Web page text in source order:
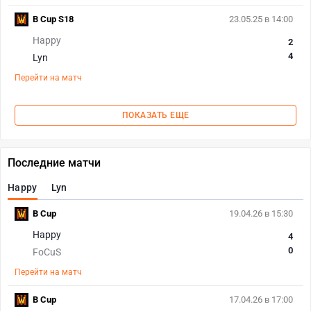
23.05.25 в 14:00
Happy
Lyn
2
4
Перейти на матч
B Cup S18
ПОКАЗАТЬ ЕЩЕ
Последние матчи
Happy Lyn
19.04.26 в 15:30
Happy
FoCuS
4
0
Перейти на матч
B Cup
17.04.26 в 17:00
B Cup